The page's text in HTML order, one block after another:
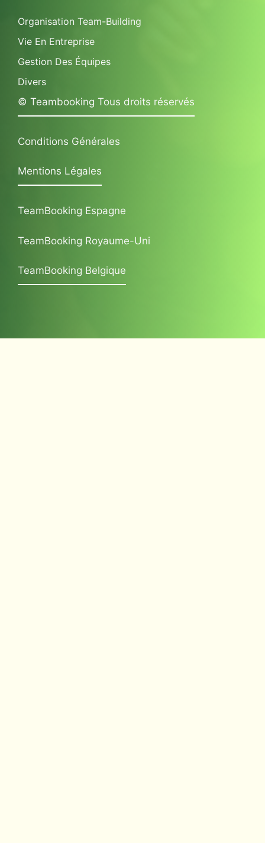
Organisation Team-Building
Vie En Entreprise
Gestion Des Équipes
Divers
© Teambooking Tous droits réservés
Conditions Générales
Mentions Légales
TeamBooking Espagne
TeamBooking Royaume-Uni
TeamBooking Belgique